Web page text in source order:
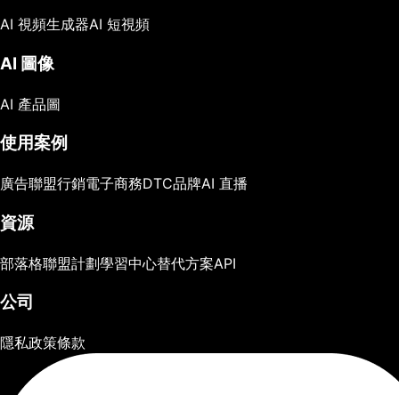
AI 視頻生成器AI 短視頻
AI 圖像
AI 產品圖
使用案例
廣告聯盟行銷電子商務DTC品牌AI 直播
資源
部落格聯盟計劃學習中心替代方案API
公司
隱私政策條款